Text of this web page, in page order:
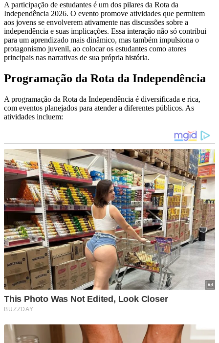
A participação de estudantes é um dos pilares da Rota da
Independência 2026. O evento promove atividades que permitem
aos jovens se envolverem ativamente nas discussões sobre a
independência e suas implicações. Essa interação não só contribui
para um aprendizado mais dinâmico, mas também impulsiona o
protagonismo juvenil, ao colocar os estudantes como atores
principais nas narrativas de sua própria história.
Programação da Rota da Independência
A programação da Rota da Independência é diversificada e rica,
com eventos planejados para atender a diferentes públicos. As
atividades incluem: